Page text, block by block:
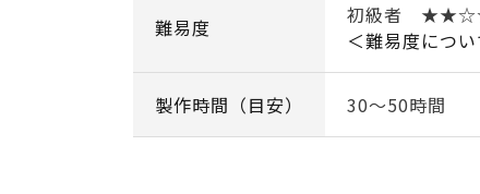
難易度
初級者
＜難易度につ
製作時間（目安） 30～50時間